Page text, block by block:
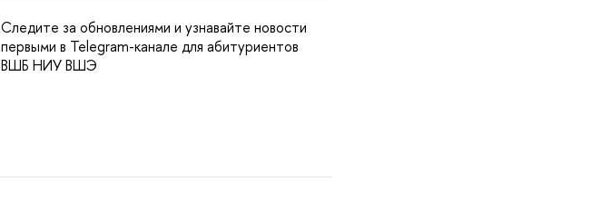
Следите за обновлениями и узнавайте новости
первыми в Telegram-канале для абитуриентов
ВШБ НИУ ВШЭ